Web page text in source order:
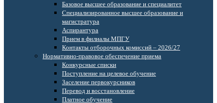
Базовое высшее образование и специалитет
Специализированное высшее образование и
магистратура
Аспирантура
Прием в филиалы МПГУ
Контакты отборочных комиссий – 2026/27
Нормативно-правовое обеспечение приема
Конкурсные списки
Поступление на целевое обучение
Заселение первокурсников
Перевод и восстановление
Платное обучение